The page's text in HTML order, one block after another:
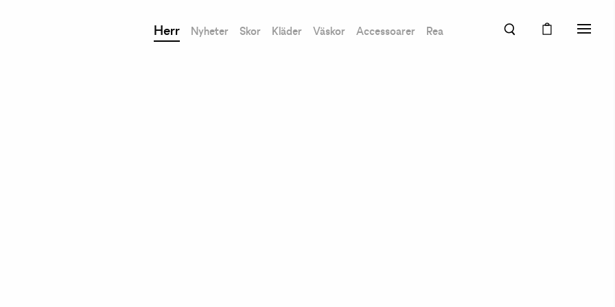
Herr Nyheter Skor Kläder Väskor Accessoarer Rea